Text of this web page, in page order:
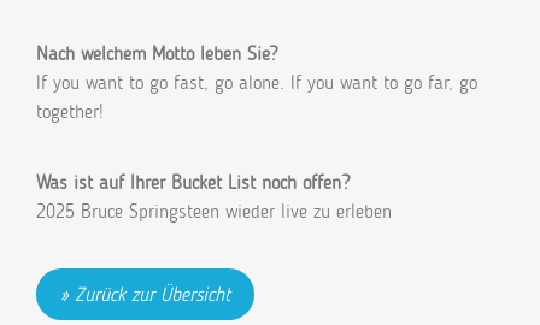
Nach welchem Motto leben Sie?
If you want to go fast, go alone. If you want to go far, go
together!
Was ist auf Ihrer Bucket List noch offen?
2025 Bruce Springsteen wieder live zu erleben
Zurück zur Übersicht